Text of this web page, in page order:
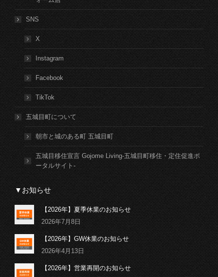
SNS
X
Instagram
Facebook
TikTok
五城目町について
朝市と城のある町 五城目町
五城目移住宣言 Gojome Living-五城目町移住・定住促進ポ
ータルサイト-
▼お知らせ
【2026年】夏季休業のお知らせ
2026年7月8日
【2026年】GW休業のお知らせ
2026年4月13日
【2026年】営業再開のお知らせ